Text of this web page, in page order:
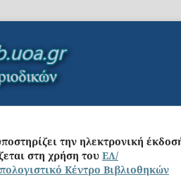
την ηλεκτρονική
στη χρήση του ΕΛ/
Κέντρο Βιβλιοθηκών